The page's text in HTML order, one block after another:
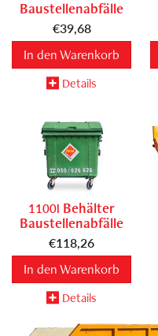
Baustellenabfälle
€39,68
In den Warenkorb
Details
1100l Behälter
Baustellenabfälle
€118,26
In den Warenkorb
Details